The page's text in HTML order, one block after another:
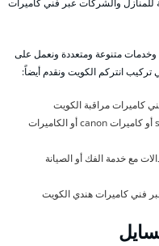
للمنازل والشركات عبر فني كاميرات
متنوعة ومتعددة ونعمل على
تركيب انتركم الكويت ونقدم أيضاً:
كاميرات مراقبة الكويت
نعمل على توفير كافة قطع الغيار للكاميرات sonny أو كاميرات canon أو الكاميرات
مع خدمة الفك أو الصيانة
فني كاميرات هندي الكويت